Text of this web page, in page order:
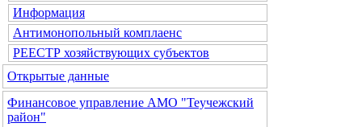
Информация
Антимонопольный комплаенс
РЕЕСТР хозяйствующих субъектов
Открытые данные
Финансовое управление АМО "Теучежский
район"